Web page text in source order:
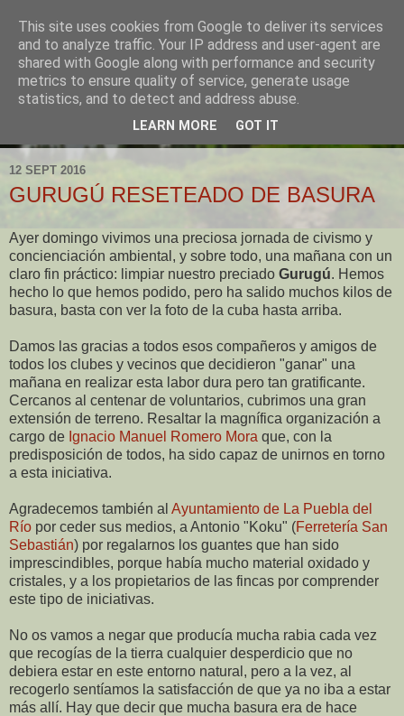
12 SEPT 2016
GURUGÚ RESETEADO DE BASURA
Ayer domingo vivimos una preciosa jornada de civismo y
concienciación ambiental, y sobre todo, una mañana con un
claro fin práctico: limpiar nuestro preciado Gurugú. Hemos
hecho lo que hemos podido, pero ha salido muchos kilos de
basura, basta con ver la foto de la cuba hasta arriba.
Damos las gracias a todos esos compañeros y amigos de
todos los clubes y vecinos que decidieron "ganar" una
mañana en realizar esta labor dura pero tan gratificante.
Cercanos al centenar de voluntarios, cubrimos una gran
extensión de terreno. Resaltar la magnífica organización a
cargo de Ignacio Manuel Romero Mora que, con la
predisposición de todos, ha sido capaz de unirnos en torno
a esta iniciativa.
Agradecemos también al Ayuntamiento de La Puebla del
Río por ceder sus medios, a Antonio "Koku" (Ferretería San
Sebastián) por regalarnos los guantes que han sido
imprescindibles, porque había mucho material oxidado y
cristales, y a los propietarios de las fincas por comprender
este tipo de iniciativas.
No os vamos a negar que producía mucha rabia cada vez
que recogías de la tierra cualquier desperdicio que no
debiera estar en este entorno natural, pero a la vez, al
recogerlo sentíamos la satisfacción de que ya no iba a estar
más allí. Hay que decir que mucha basura era de hace
This site uses cookies from Google to deliver its services
and to analyze traffic. Your IP address and user-agent are
shared with Google along with performance and security
metrics to ensure quality of service, generate usage
statistics, and to detect and address abuse.
LEARN MORE GOT IT